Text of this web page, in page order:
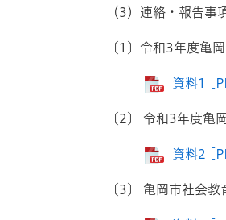
（3）連絡・報告事
〔1〕​令和3年度亀
資料1
〔2〕 令和3年度亀
資料2
〔3〕 亀岡市社会